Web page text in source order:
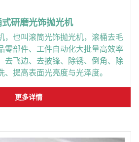
式研磨光饰抛光机
，也叫滚筒光饰抛光机，滚桶去毛
零部件、工件自动化大批量高效率
去飞边、去披锋、除锈、倒角、除
、提高表面光亮度与光泽度。
更多详情